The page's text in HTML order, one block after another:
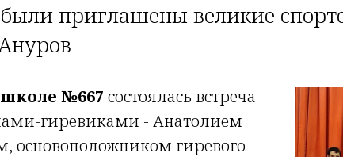
были приглашены великие
школе №667 состоялась встреча
гиревиками - Анатолием
, основоположником гиревого